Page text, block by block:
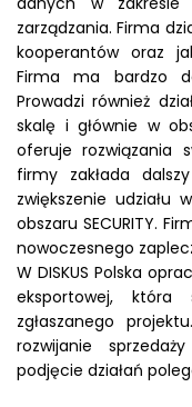
zarządzania. Firma
kooperantów oraz
Firma ma bardzo
Prowadzi również
skalę i głównie w
oferuje rozwiązania
firmy zakłada
zwiększenie udziału
obszaru SECURITY.
nowoczesnego
W DISKUS Polska
eksportowej, która
zgłaszanego
rozwijanie
podjęcie działań